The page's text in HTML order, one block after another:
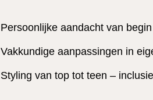
Persoonlijke aandacht van
Vakkundige aanpassingen in
Styling van top tot teen –